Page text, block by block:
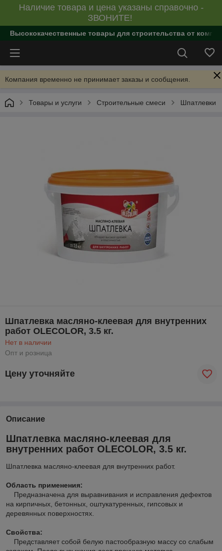
Наличие товара и цена указаны справочно -
ЗВОНИТЕ!
Высококачественные товары для строительства от
Компания временно не принимает заказы и сообщения.
Товары и услуги Строительные смеси Шпатлевки
Шпатлевка масляно-клеевая для внутренних
работ OLECOLOR, 3.5 кг.
Нет в наличии
Опт и розница
Цену уточняйте
Описание
Шпатлевка масляно-клеевая для
внутренних работ OLECOLOR, 3.5 кг.
Шпатлевка масляно-клеевая для внутренних работ.
Область применения:
Предназначена для выравнивания и исправления дефектов
на кирпичных, бетонных, оштукатуренных, гипсовых и
деревянных поверхностях.
Свойства:
Представляет собой белую пастообразную массу со слабым